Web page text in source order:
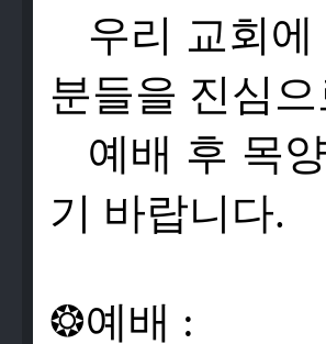
우리 교회에
분들을 진심
예배 후 목
기 바랍니다.
❂예배 :